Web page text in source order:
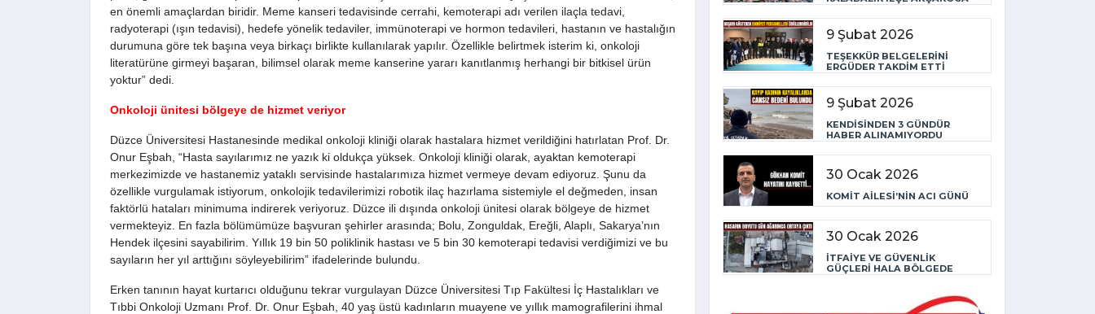
en önemli amaçlardan biridir. Meme kanseri tedavisinde cerrahi, kemoterapi adı verilen ilaçla tedavi,
radyoterapi (ışın tedavisi), hedefe yönelik tedaviler, immünoterapi ve hormon tedavileri, hastanın ve hastalığın
durumuna göre tek başına veya birkaçı birlikte kullanılarak yapılır. Özellikle belirtmek isterim ki, onkoloji
literatürüne girmeyi başaran, bilimsel olarak meme kanserine yararı kanıtlanmış herhangi bir bitkisel ürün
yoktur” dedi.
Onkoloji ünitesi bölgeye de hizmet veriyor
Düzce Üniversitesi Hastanesinde medikal onkoloji kliniği olarak hastalara hizmet verildiğini hatırlatan Prof. Dr.
Onur Eşbah, “Hasta sayılarımız ne yazık ki oldukça yüksek. Onkoloji kliniği olarak, ayaktan kemoterapi
merkezimizde ve hastanemiz yataklı servisinde hastalarımıza hizmet vermeye devam ediyoruz. Şunu da
özellikle vurgulamak istiyorum, onkolojik tedavilerimizi robotik ilaç hazırlama sistemiyle el değmeden, insan
faktörlü hataları minimuma indirerek veriyoruz. Düzce ili dışında onkoloji ünitesi olarak bölgeye de hizmet
vermekteyiz. En fazla bölümümüze başvuran şehirler arasında; Bolu, Zonguldak, Ereğli, Alaplı, Sakarya’nın
Hendek ilçesini sayabilirim. Yıllık 19 bin 50 poliklinik hastası ve 5 bin 30 kemoterapi tedavisi verdiğimizi ve bu
sayıların her yıl arttığını söyleyebilirim” ifadelerinde bulundu.
Erken tanının hayat kurtarıcı olduğunu tekrar vurgulayan Düzce Üniversitesi Tıp Fakültesi İç Hastalıkları ve
Tıbbi Onkoloji Uzmanı Prof. Dr. Onur Eşbah, 40 yaş üstü kadınların muayene ve yıllık mamografilerini ihmal
9 Şubat 2026
TEŞEKKÜR BELGELERİNİ
ERGÜDER TAKDİM ETTİ
9 Şubat 2026
KENDİSİNDEN 3 GÜNDÜR
HABER ALINAMIYORDU
30 Ocak 2026
KOMİT AİLESİ’NİN ACI GÜNÜ
30 Ocak 2026
İTFAİYE VE GÜVENLİK
GÜÇLERİ HALA BÖLGEDE